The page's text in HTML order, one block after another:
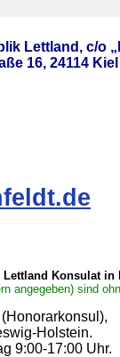
Lettland, c/o
16, 24114 Kiel
Konsulat in
angegeben) sind
Holstein.
9:00-17:00 Uhr.